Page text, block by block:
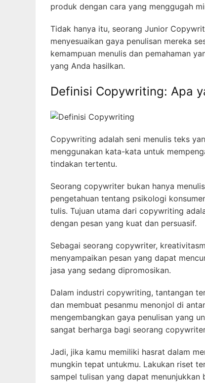
produk dengan cara yang menggugah
Tidak hanya itu, seorang Junior
menyesuaikan gaya penulisan mereka
kemampuan menulis dan pemahaman
yang Anda hasilkan.
Definisi Copywriting: Apa
Copywriting adalah seni menulis teks
menggunakan kata-kata untuk
tindakan tertentu.
Seorang copywriter bukan hanya
pengetahuan tentang psikologi
tulis. Tujuan utama dari copywriting
dengan pesan yang kuat dan persuasif.
Sebagai seorang copywriter,
menyampaikan pesan yang dapat
jasa yang sedang dipromosikan.
Dalam industri copywriting, tantangan
dan membuat pesanmu menonjol di
mengembangkan gaya penulisan yang
sangat berharga bagi seorang
Jadi, jika kamu memiliki hasrat dalam
mungkin tepat untukmu. Lakukan riset
sampel tulisan yang dapat